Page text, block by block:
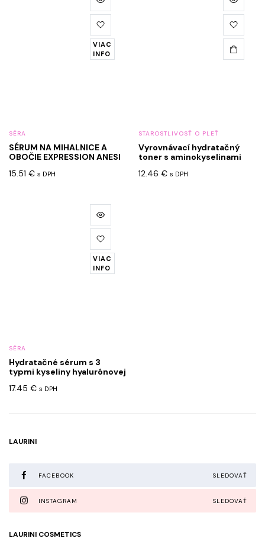
VIAC
INFO
SÉRA
SÉRUM NA MIHALNICE A
OBOČIE EXPRESSION ANESI
15.51 € s DPH
STAROSTLIVOSŤ O PLEŤ
Vyrovnávací hydratačný
toner s aminokyselinami
12.46 € s DPH
VIAC
INFO
SÉRA
Hydratačné sérum s 3
typmi kyseliny hyalurónovej
17.45 € s DPH
LAURINI
FACEBOOK SLEDOVAŤ
INSTAGRAM SLEDOVAŤ
LAURINI COSMETICS